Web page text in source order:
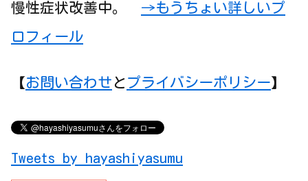
慢性症状改善中。 →もうちょい詳しいプ
ロフィール
【お問い合わせ と プライバシーポリシー】
Tweets by hayashiyasumu